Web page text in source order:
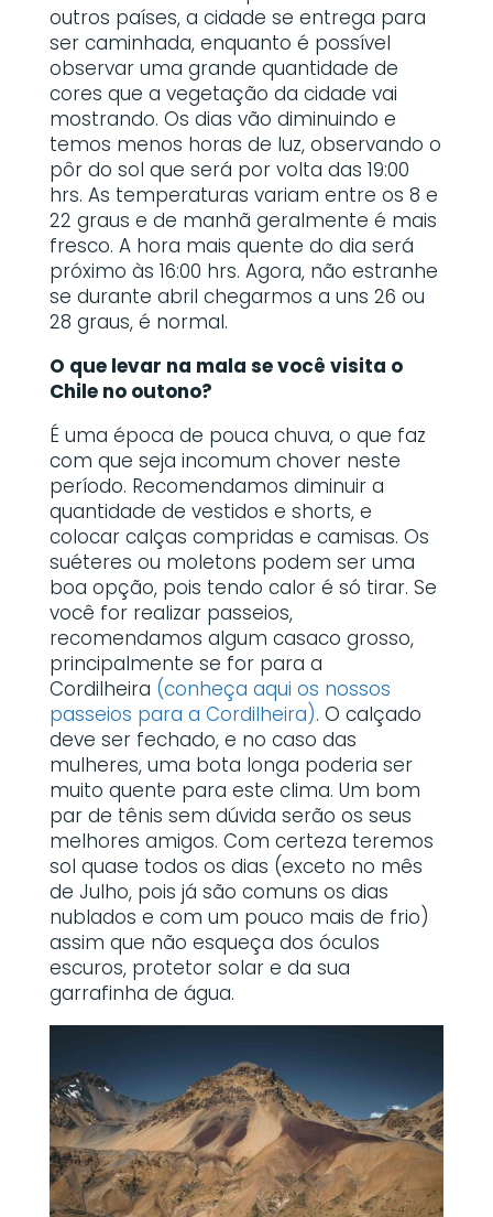
outros países, a cidade se entrega para
ser caminhada, enquanto é possível
observar uma grande quantidade de
cores que a vegetação da cidade vai
mostrando. Os dias vão diminuindo e
temos menos horas de luz, observando o
pôr do sol que será por volta das 19:00
hrs. As temperaturas variam entre os 8 e
22 graus e de manhã geralmente é mais
fresco. A hora mais quente do dia será
próximo às 16:00 hrs. Agora, não estranhe
se durante abril chegarmos a uns 26 ou
28 graus, é normal.
O que levar na mala se você visita o
Chile no outono?
É uma época de pouca chuva, o que faz
com que seja incomum chover neste
período. Recomendamos diminuir a
quantidade de vestidos e shorts, e
colocar calças compridas e camisas. Os
suéteres ou moletons podem ser uma
boa opção, pois tendo calor é só tirar. Se
você for realizar passeios,
recomendamos algum casaco grosso,
principalmente se for para a
Cordilheira (conheça aqui os nossos
passeios para a Cordilheira). O calçado
deve ser fechado, e no caso das
mulheres, uma bota longa poderia ser
muito quente para este clima. Um bom
par de tênis sem dúvida serão os seus
melhores amigos. Com certeza teremos
sol quase todos os dias (exceto no mês
de Julho, pois já são comuns os dias
nublados e com um pouco mais de frio)
assim que não esqueça dos óculos
escuros, protetor solar e da sua
garrafinha de água.